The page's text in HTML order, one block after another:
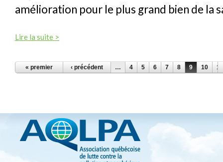
amélioration pour le plus grand bien de la
Lire la suite >
PAGES
« premier ‹ précédent … 4 5 6 7 8 9 10 11